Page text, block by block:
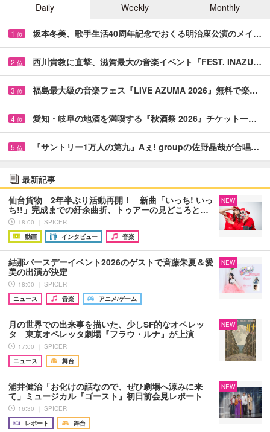
Daily
Weekly Monthly
1 位 坂本冬美、歌手生活40周年記念でおくる明治座公演のメイ…
2 位 西川貴教に直撃、滋賀最大の音楽イベント『FEST. INAZU…
3 位 福島最大級の音楽フェス『LIVE AZUMA 2026』無料で楽…
4 位 愛知・岐阜の地酒を満喫する『秋酒祭 2026』チケット一…
5 位 『サントリー1万人の第九』Aぇ! groupの佐野晶哉が合唱…
最新記事
仙台貨物 2年半ぶり活動再開！ 新曲「いっち! いっ
ち!!」完成までの紆余曲折、トゥアーの見どころと…
18:00 ｜ SPICER
動画
インタビュー 音楽
NEW
結那バースデーイベント2026のゲストで斉藤朱夏＆愛
美の出演が決定
18:00 ｜ SPICER
ニュース
音楽 アニメ/ゲーム
NEW
月の世界での出来事を描いた、少しSF的なオペレッ
タ 東京オペレッタ劇場『フラウ・ルナ』が上演
17:00 ｜ SPICER
ニュース
舞台
NEW
浦井健治「お化けの話なので、ぜひ劇場へ涼みに来
て」ミュージカル『ゴースト』初日前会見レポート
16:30 ｜ SPICER
レポート
舞台
NEW